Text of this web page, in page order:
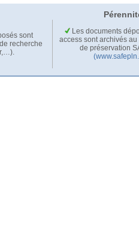
sont
recherche
Les documents
access sont archivés
de préservation